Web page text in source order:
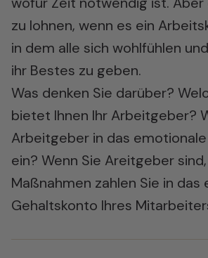
zu lohnen, wenn es ein
in dem alle sich wohlfühlen
ihr Bestes zu geben.
Was denken Sie darüber?
bietet Ihnen Ihr Arbeitgeber?
Arbeitgeber in das
ein? Wenn Sie Areitgeber
Maßnahmen zahlen Sie in das
Gehaltskonto Ihres